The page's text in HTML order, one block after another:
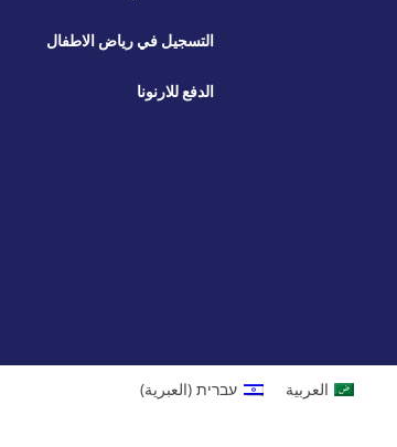
التسجيل في رياض الاطفال
الدفع للارنونا
العربية עברית (العبرية)